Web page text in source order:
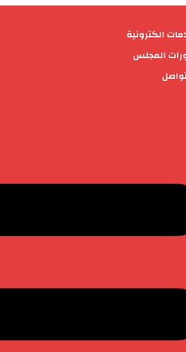
الكترونية
المجلس